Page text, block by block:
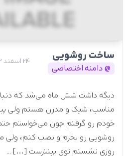
ساخت روشویی
@ دامنه اختصاصی
24 اسفند 1403
دیگه داشت شش ماه می‌شد که
مناسب، شیک و مدرن هستم ولی
خودم رو گرفتم چون می‌خواستم
روشویی رو بخرم و نصب کنم، ولی
روزی نشستم توی پینترست […] ...